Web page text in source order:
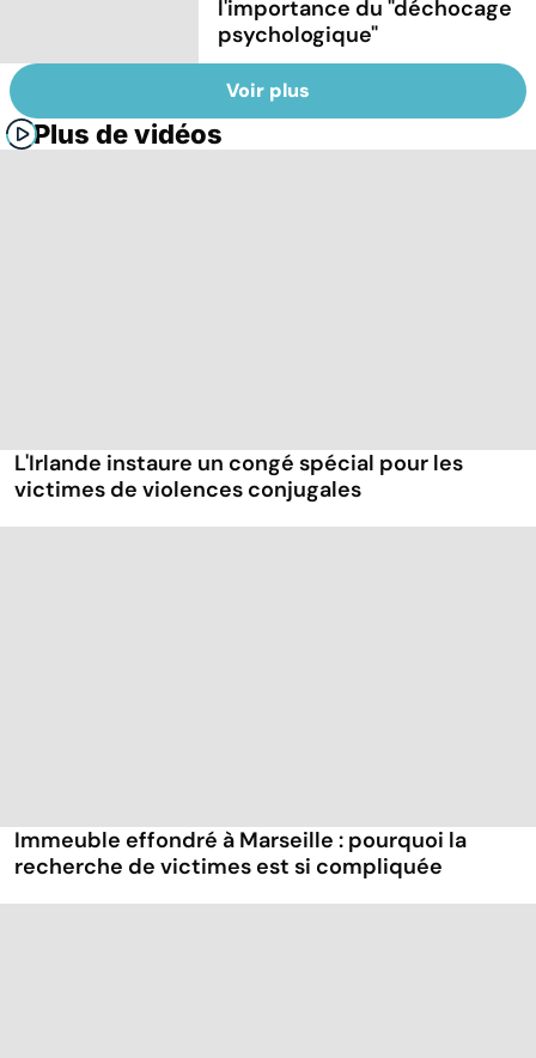
l'importance du "déchocage
psychologique"
Voir plus
Plus de vidéos
L'Irlande instaure un congé spécial pour les
victimes de violences conjugales
Immeuble effondré à Marseille : pourquoi la
recherche de victimes est si compliquée